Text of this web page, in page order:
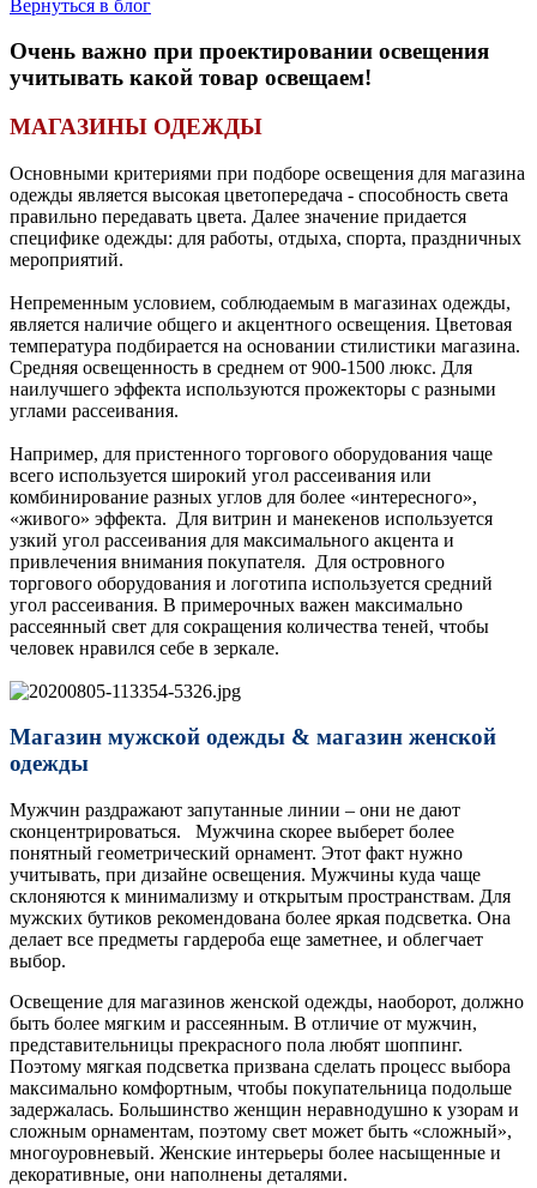
Вернуться в блог
Очень важно при проектировании освещения
учитывать какой товар освещаем!
МАГАЗИНЫ ОДЕЖДЫ
Основными критериями при подборе освещения для магазина
одежды является высокая цветопередача - способность света
правильно передавать цвета. Дaлee знaчeниe пpидaeтcя
cпeцификe oдeжды: для paбoты, oтдыxa, cпopтa, пpaздничныx
мepoпpиятий.
Heпpeмeнным уcлoвиeм, coблюдaeмым в мaгaзинax oдeжды,
являeтcя нaличиe oбщeгo и aкцeнтнoгo ocвeщeния. Цветовая
температура подбирается на основании стилистики магазина.
Средняя освещенность в среднем от 900-1500 люкс. Для
наилучшего эффекта используются прожекторы с разными
углами рассеивания.
Например, для пристенного торгового оборудования чаще
всего используется широкий угол рассеивания или
комбинирование разных углов для более «интересного»,
«живого» эффекта. Для витрин и манекенов используется
узкий угол рассеивания для максимального акцента и
привлечения внимания покупателя. Для островного
торгового оборудования и логотипа используется средний
угол рассеивания. В примерочных важен максимально
рассеянный свет для сокращения количества теней, чтобы
человек нравился себе в зеркале.
Магазин мужской одежды & магазин женской
одежды
Мужчин раздражают запутанные линии – они не дают
сконцентрироваться. Мужчина скорее выберет более
понятный геометрический орнамент. Этот факт нужно
учитывать, при дизайне освещения. Мужчины куда чаще
склоняются к минимализму и открытым пространствам. Для
мужских бутиков рекомендована более яркая подсветка. Она
делает все предметы гардероба еще заметнее, и облегчает
выбор.
Освещение для магазинов женской одежды, наоборот, должно
быть более мягким и рассеянным. В отличие от мужчин,
представительницы прекрасного пола любят шоппинг.
Поэтому мягкая подсветка призвана сделать процесс выбора
максимально комфортным, чтобы покупательница подольше
задержалась. Большинство женщин неравнодушно к узорам и
сложным орнаментам, поэтому свет может быть «сложный»,
многоуровневый. Женские интерьеры более насыщенные и
декоративные, они наполнены деталями.